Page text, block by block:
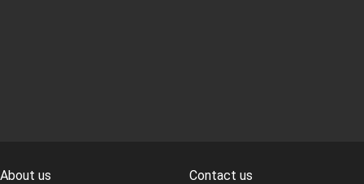
About us Contact us